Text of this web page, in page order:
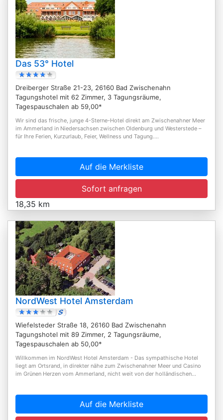
Das 53° Hotel
Dreiberger Straße 21-23, 26160 Bad Zwischenahn
Tagungshotel mit 62 Zimmer, 3 Tagungsräume,
Tagespauschalen ab 59,00*
Wir sind das frische, junge 4-Sterne-Hotel direkt am Zwischenahner Meer
im Ammerland in Niedersachsen zwischen Oldenburg und Westerstede –
für Ihre Ferien, Kurzurlaub, Feier, Wellness und Tagung....
Auf die Merkliste
Sofort anfragen
18,35 km
NordWest Hotel Amsterdam
Wiefelsteder Straße 18, 26160 Bad Zwischenahn
Tagungshotel mit 89 Zimmer, 2 Tagungsräume,
Tagespauschalen ab 50,00*
Willkommen im NordWest Hotel Amsterdam - Das sympathische Hotel
liegt am Ortsrand, in direkter nähe zum Zwischenahner Meer und Casino
im Grünen Herzen vom Ammerland, nicht weit von der holländischen...
Auf die Merkliste